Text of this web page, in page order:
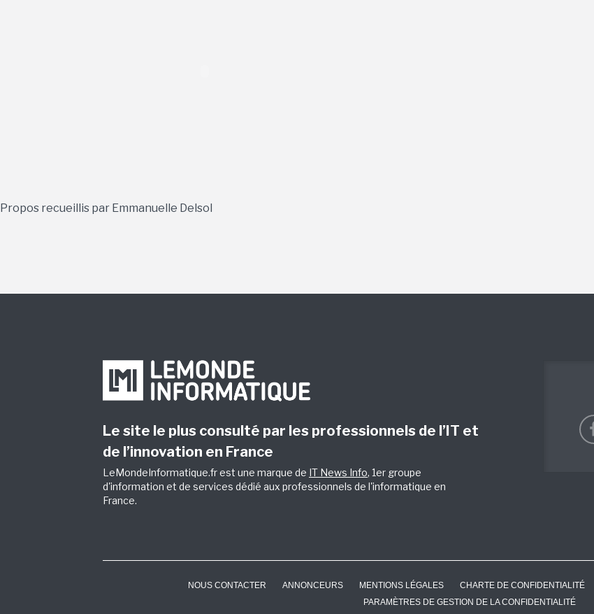
Propos recueillis par Emmanuelle Delsol
Le site le plus consulté par les professionnels de l’IT et
de l’innovation en France
LeMondeInformatique.fr est une marque de IT News Info, 1er groupe
d'information et de services dédié aux professionnels de l'informatique en
France.
NOUS CONTACTER ANNONCEURS MENTIONS LÉGALES CHARTE DE CONFIDENTIALITÉ
PARAMÈTRES DE GESTION DE LA CONFIDENTIALITÉ